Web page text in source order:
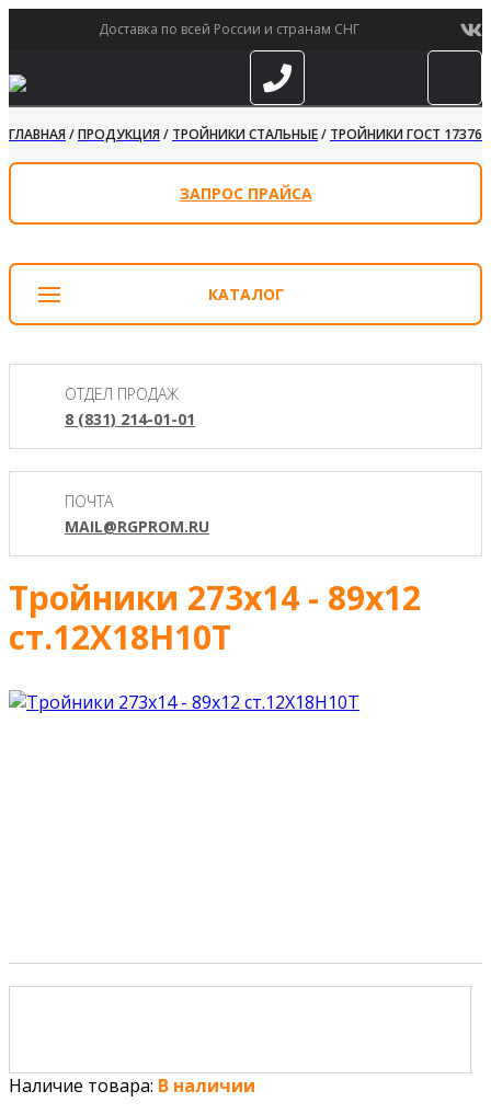
Доставка по всей России и странам СНГ
ГЛАВНАЯ/ПРОДУКЦИЯ/ ТРОЙНИКИ СТАЛЬНЫЕ/ ТРОЙНИКИ ГОСТ
ЗАПРОС ПРАЙСА
КАТАЛОГ
ОТДЕЛ ПРОДАЖ
8 (831) 214-01-01
ПОЧТА
MAIL@RGPROM.RU
Тройники 273х14 - 89х12
ст.12Х18Н10Т
Наличие товара: В наличии